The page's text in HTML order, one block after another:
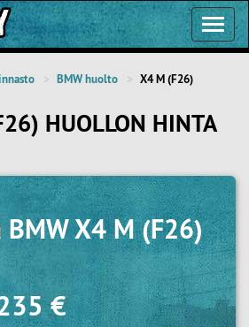
BMW huolto X4 M (F26)
HUOLLON HINTA
BMW X4 M (F26)
€